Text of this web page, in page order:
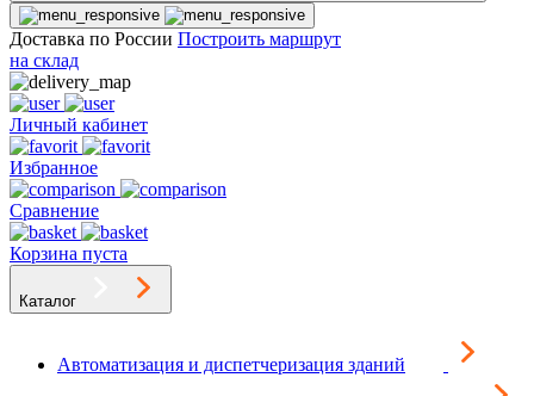
Доставка по России Построить маршрут
на склад
Личный кабинет
Избранное
Сравнение
Корзина пуста
Каталог
Автоматизация и диспетчеризация зданий